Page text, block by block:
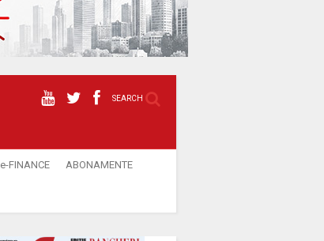
SEARCH
e-FINANCE ABONAMENTE